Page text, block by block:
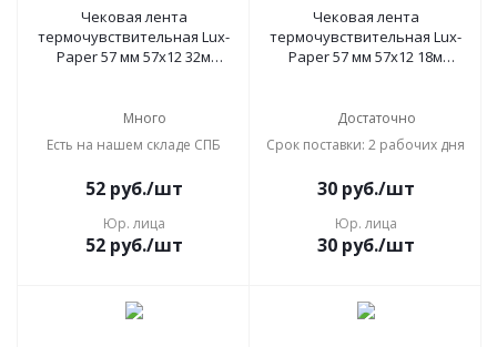
Чековая лента
термочувствительная Lux-
Paper 57 мм 57х12 32м
Много
Есть на нашем складе СПБ
52руб./шт
Юр. лица
52руб./шт
Чековая лента
термочувствительная Lux-
Paper 57 мм 57х12 18м
Достаточно
Срок поставки: 2 рабочих дня
30руб./шт
Юр. лица
30руб./шт